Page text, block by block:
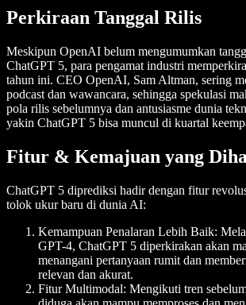
Perkiraan Tanggal Rilis
Meskipun OpenAI belum mengumumkan
ChatGPT 5, para pengamat industri
tahun ini. CEO OpenAI, Sam Altman, sering
podcast dan wawancara, sehingga spekulasi
pola rilis sebelumnya dan antusiasme dunia
yakin ChatGPT 5 bisa muncul di kuartal
Fitur & Kemajuan yang
ChatGPT 5 diprediksi hadir dengan fitur
tolok ukur baru di dunia AI:
Kemampuan Penalaran Lebih Baik:
GPT-4, ChatGPT 5 diperkirakan akan
menangani pertanyaan rumit dan
relevan dan akurat.
Fitur Multimodal: Mengikuti tren